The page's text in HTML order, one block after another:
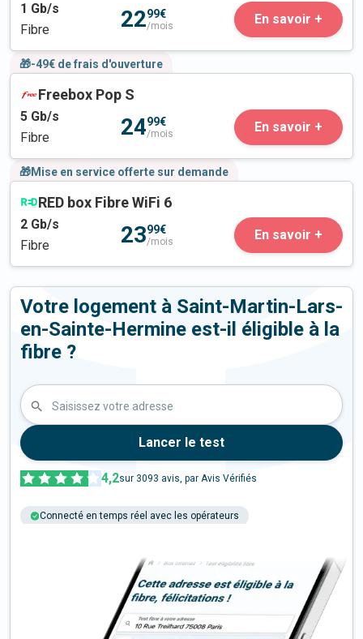
1 Gb/s
Fibre
2299€
/mois En savoir +
🎁-49€ de frais d'ouverture
Freebox Pop S
5 Gb/s
Fibre
2499€
/mois En savoir +
🎁Mise en service offerte sur demande
RED box Fibre WiFi 6
2 Gb/s
Fibre
2399€
/mois En savoir +
Votre logement à Saint-Martin-Lars-
en-Sainte-Hermine est-il éligible à la
fibre ?
Saisissez votre adresse
Lancer le test
4,2sur 3093 avis, par Avis Vérifiés
Connecté en temps réel avec les opérateurs